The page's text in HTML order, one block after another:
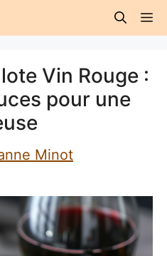
Vin Rouge :
pour une
Minot